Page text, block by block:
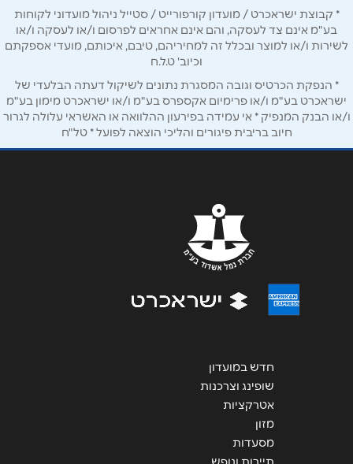
נושא*
אנא חזרו אלי בקשר ל...
הודעה*
* קבוצת ישראכרט / מועדון קורפורייט / סטייל ניהול מועדוני לקוחות
בע"מ אינם צד לעסקה, והם אינם אחראים לפרסום ו/או לעסקה ו/או
לשירות ו/או למוצר ובכלל זה למחיריהם, טיבם, איכותם, מועדי אספקתם
וכיוב' ט.ל.ח
* הנפקת הכרטיס וגובה המסגרת נתונים לשיקול דעתה הבלעדי של
ישראכרט בע"מ ו/או פרימיום אקספרס בע"מ ו/או ישראכרט מימון בע"מ
ו/או הבנק המנפיק * אי עמידה בפירעון ההלוואה או האשראי עלולה לגרור
חיוב בריבית פיגורים והליכי הוצאה לפועל * טל"ח
חדש במועדון
שופינג וצרכנות
אטרקציות
מזון
מסעדות